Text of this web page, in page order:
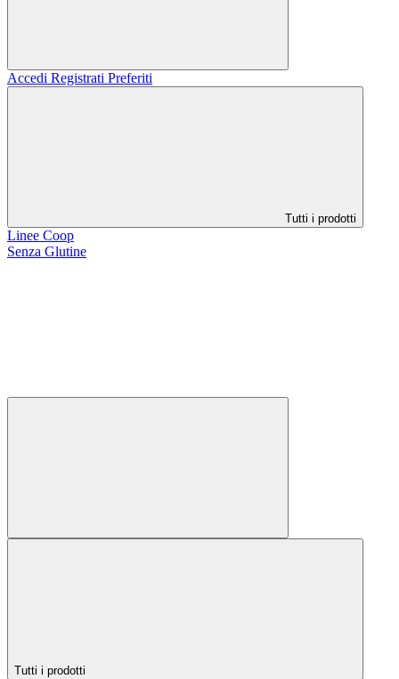
Accedi Registrati Preferiti
Tutti i prodotti
Linee Coop
Senza Glutine
Tutti i prodotti